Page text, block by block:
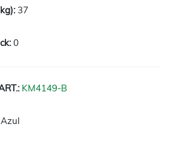
37
0
KM4149-B
Azul